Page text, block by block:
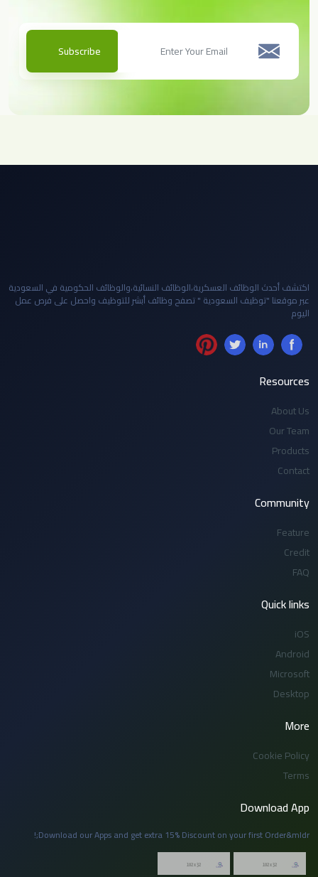
Subscribe
اكتشف أحدث الوظائف العسكرية،الوظائف النسائية،والوظائف الحكومية في السعودية
عبر موقعنا "توظيف السعودية " تصفح وظائف أبشر للتوظيف واحصل على فرص عمل
اليوم
Resources
About Us
Our Team
Products
Contact
Community
Feature
Credit
FAQ
Quick links
iOS
Android
Microsoft
Desktop
More
Cookie Policy
Terms
Download App
Download our Apps and get extra 15% Discount on your first Order&mldr;!